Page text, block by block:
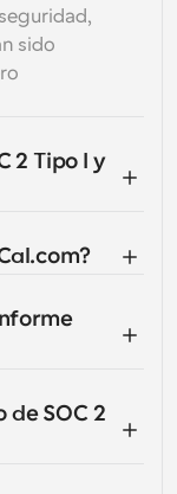
sido
2 Tipo I y
SOC 2